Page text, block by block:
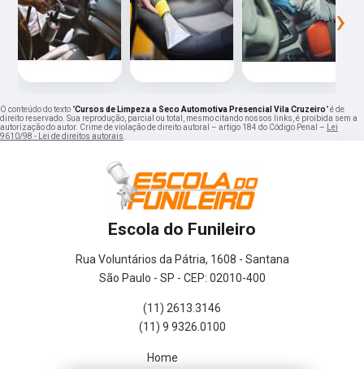
‹ ›
O conteúdo do texto "Cursos de Limpeza a Seco Automotiva Presencial Vila Cruzeiro" é de
direito reservado. Sua reprodução, parcial ou total, mesmo citando nossos links, é proibida sem a
autorização do autor. Crime de violação de direito autoral – artigo 184 do Código Penal –
Lei
9610/98 - Lei de direitos autorais
Escola do Funileiro
Rua Voluntários da Pátria, 1608 - Santana
São Paulo - SP - CEP: 02010-400
(11) 2613.3146
(11) 9 9326.0100
Home